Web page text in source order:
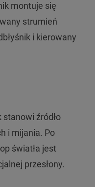
montuje się
strumień
i kierowany
źródło
i mijania. Po
światła jest
przesłony.